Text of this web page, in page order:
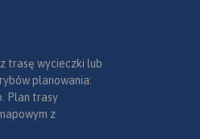
trasę wycieczki lub
planowania:
Plan trasy
z